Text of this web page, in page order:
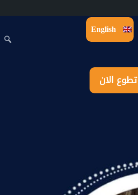
English
تطوع الان